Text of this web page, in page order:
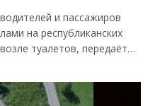
и пассажиров
на республиканских
туалетов, передаёт…